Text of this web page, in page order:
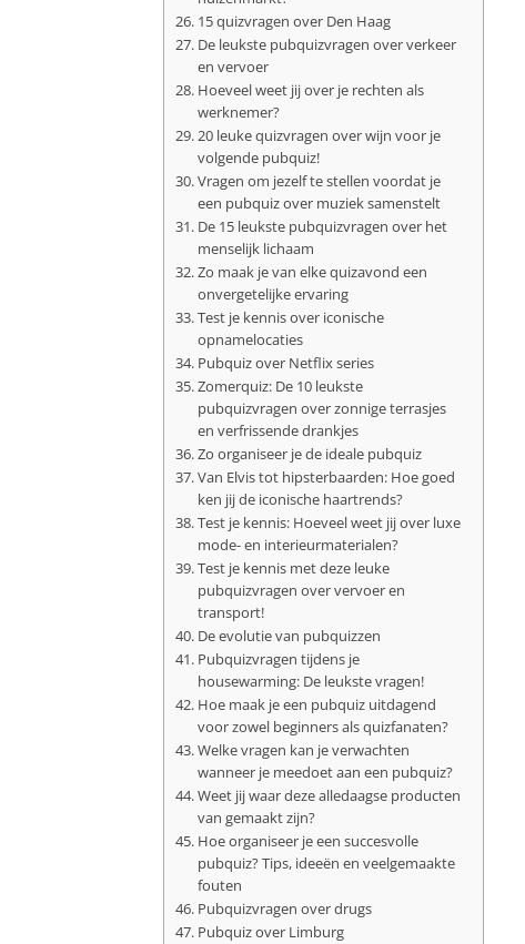
15 quizvragen over Den Haag
De leukste pubquizvragen over verkeer
en vervoer
Hoeveel weet jij over je rechten als
werknemer?
20 leuke quizvragen over wijn voor je
volgende pubquiz!
Vragen om jezelf te stellen voordat je
een pubquiz over muziek samenstelt
De 15 leukste pubquizvragen over het
menselijk lichaam
Zo maak je van elke quizavond een
onvergetelijke ervaring
Test je kennis over iconische
opnamelocaties
Pubquiz over Netflix series
Zomerquiz: De 10 leukste
pubquizvragen over zonnige terrasjes
en verfrissende drankjes
Zo organiseer je de ideale pubquiz
Van Elvis tot hipsterbaarden: Hoe goed
ken jij de iconische haartrends?
Test je kennis: Hoeveel weet jij over luxe
mode- en interieurmaterialen?
Test je kennis met deze leuke
pubquizvragen over vervoer en
transport!
De evolutie van pubquizzen
Pubquizvragen tijdens je
housewarming: De leukste vragen!
Hoe maak je een pubquiz uitdagend
voor zowel beginners als quizfanaten?
Welke vragen kan je verwachten
wanneer je meedoet aan een pubquiz?
Weet jij waar deze alledaagse producten
van gemaakt zijn?
Hoe organiseer je een succesvolle
pubquiz? Tips, ideeën en veelgemaakte
fouten
Pubquizvragen over drugs
Pubquiz over Limburg